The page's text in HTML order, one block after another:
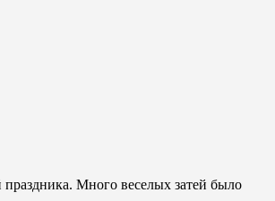
праздника. Много веселых затей было